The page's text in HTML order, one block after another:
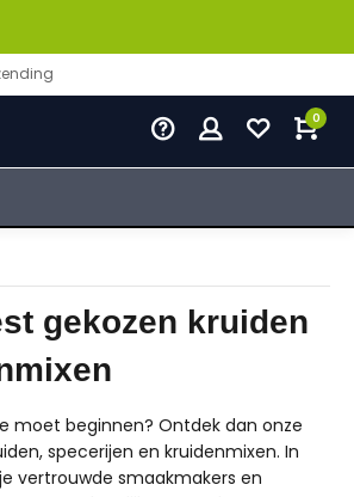
0
gekozen kruiden
moet beginnen? Ontdek dan onze
specerijen en kruidenmixen. In
vertrouwde smaakmakers en